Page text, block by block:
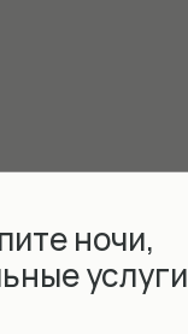
ночи,
услуги